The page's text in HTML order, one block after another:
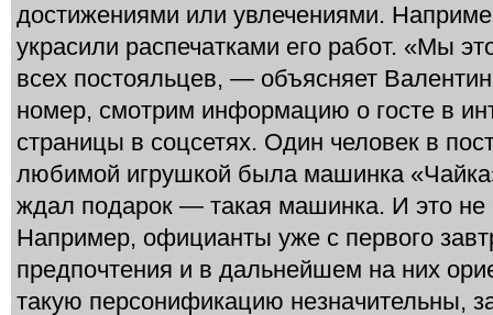
достижениями или увлечениями.
украсили распечатками его работ. «Мы
всех постояльцев, — объясняет
номер, смотрим информацию о госте в
страницы в соцсетях. Один человек в
любимой игрушкой была машинка
ждал подарок — такая машинка. И это
Например, официанты уже с первого
предпочтения и в дальнейшем на них
такую персонификацию незначительны,